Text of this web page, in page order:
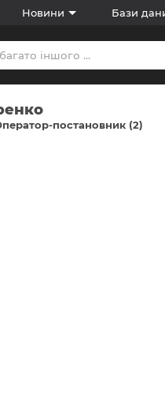
Новини Бази
постановник (2)